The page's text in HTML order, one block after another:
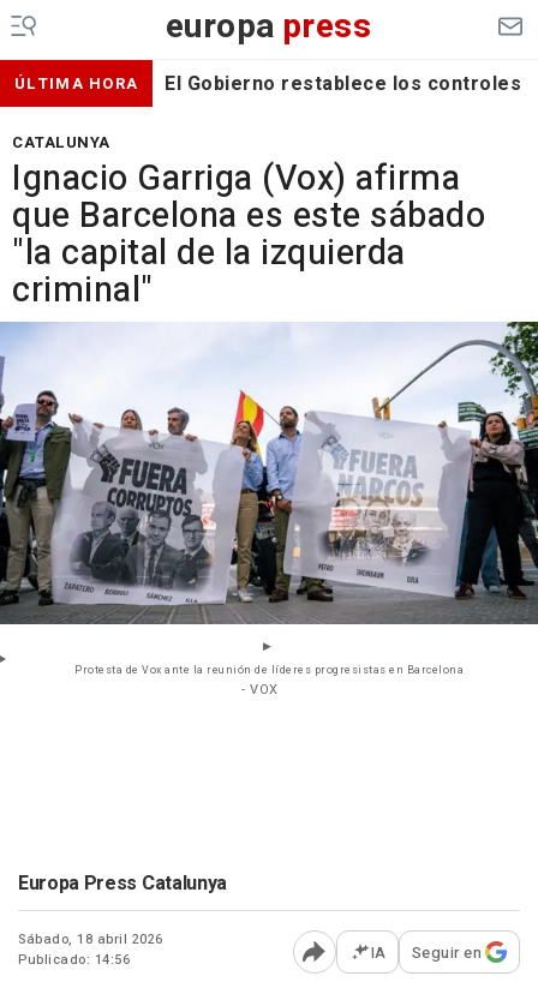
europa press
ÚLTIMA HORA El Gobierno restablece los
CATALUNYA
Ignacio Garriga (Vox) afirma
que Barcelona es este sábado
"la capital de la izquierda
criminal"
Protesta de Vox ante la reunión de líderes progresistas en Barcelona
- VOX
Europa Press Catalunya
Sábado, 18 abril 2026
Publicado: 14:56
Abrir opciones para
IA Seguir en